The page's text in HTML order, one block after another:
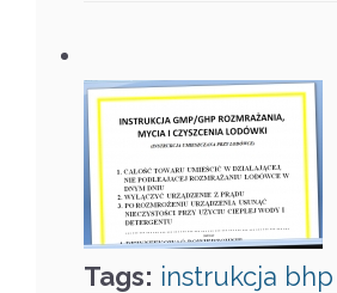
Tags: instrukcja bhp